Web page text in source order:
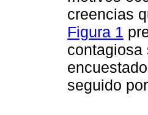
creencias
Figura 1
contagiosa
seguido